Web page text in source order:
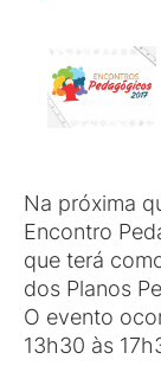
Na próxima
Encontro
que terá
dos Planos
O evento
13h30 às